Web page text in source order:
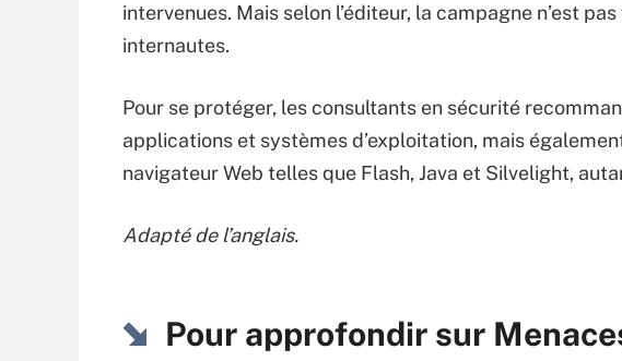
intervenues. Mais selon l’éditeur, la campagne n’est
internautes.
Pour se protéger, les consultants en sécurité
applications et systèmes d’exploitation, mais
navigateur Web telles que Flash, Java et Silvelight,
Adapté de l’anglais.
Pour approfondir sur